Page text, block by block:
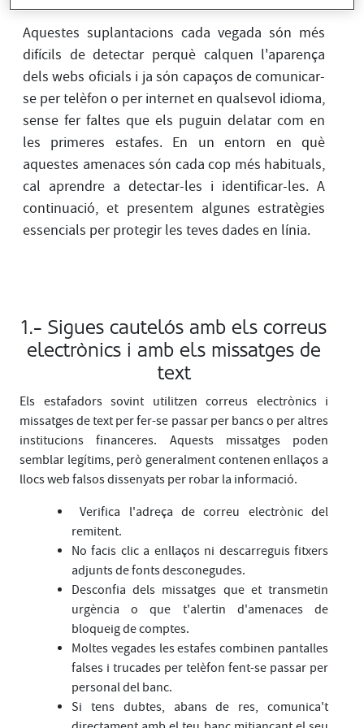
Aquestes suplantacions cada vegada són més
difícils de detectar perquè calquen l'aparença
dels webs oficials i ja són capaços de comunicar-
se per telèfon o per internet en qualsevol idioma,
sense fer faltes que els puguin delatar com en
les primeres estafes. En un entorn en què
aquestes amenaces són cada cop més habituals,
cal aprendre a detectar-les i identificar-les. A
continuació, et presentem algunes estratègies
essencials per protegir les teves dades en línia.
1.- Sigues cautelós amb els correus
electrònics i amb els missatges de
text
Els estafadors sovint utilitzen correus electrònics i
missatges de text per fer-se passar per bancs o per altres
institucions financeres. Aquests missatges poden
semblar legítims, però generalment contenen enllaços a
llocs web falsos dissenyats per robar la informació.
Verifica l'adreça de correu electrònic del
remitent.
No facis clic a enllaços ni descarreguis fitxers
adjunts de fonts desconegudes.
Desconfia dels missatges que et transmetin
urgència o que t'alertin d'amenaces de
bloqueig de comptes.
Moltes vegades les estafes combinen pantalles
falses i trucades per telèfon fent-se passar per
personal del banc.
Si tens dubtes, abans de res, comunica't